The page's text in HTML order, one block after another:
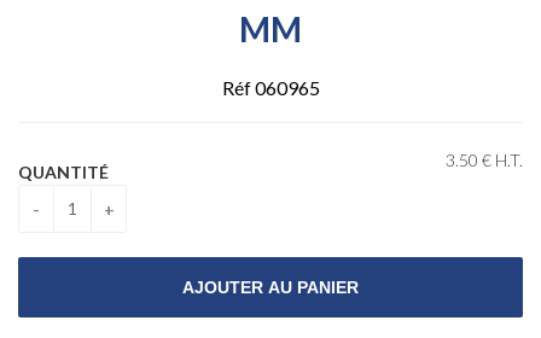
MM
Réf 060965
3.50 € H.T.
QUANTITÉ